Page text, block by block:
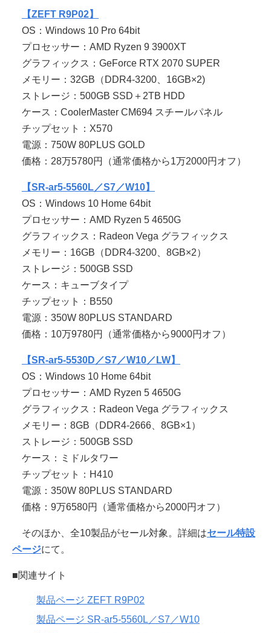
【ZEFT R9P02】
OS：Windows 10 Pro 64bit
プロセッサー：AMD Ryzen 9 3900XT
グラフィックス：GeForce RTX 2070 SUPER
メモリー：32GB（DDR4-3200、16GB×2)
ストレージ：500GB SSD＋2TB HDD
ケース：CoolerMaster CM694 スチールパネル
チップセット：X570
電源：750W 80PLUS GOLD
価格：28万5780円（通常価格から1万2000円オフ）
【SR-ar5-5560L／S7／W10】
OS：Windows 10 Home 64bit
プロセッサー：AMD Ryzen 5 4650G
グラフィックス：Radeon Vega グラフィックス
メモリー：16GB（DDR4-3200、8GB×2）
ストレージ：500GB SSD
ケース：キューブタイプ
チップセット：B550
電源：350W 80PLUS STANDARD
価格：10万9780円（通常価格から9000円オフ）
【SR-ar5-5530D／S7／W10／LW】
OS：Windows 10 Home 64bit
プロセッサー：AMD Ryzen 5 4650G
グラフィックス：Radeon Vega グラフィックス
メモリー：8GB（DDR4-2666、8GB×1）
ストレージ：500GB SSD
ケース：ミドルタワー
チップセット：H410
電源：350W 80PLUS STANDARD
価格：9万6580円（通常価格から2000円オフ）
そのほか、全10製品がセール対象。詳細はセール特設
ページにて。
■関連サイト
製品ページ ZEFT R9P02
製品ページ SR-ar5-5560L／S7／W10